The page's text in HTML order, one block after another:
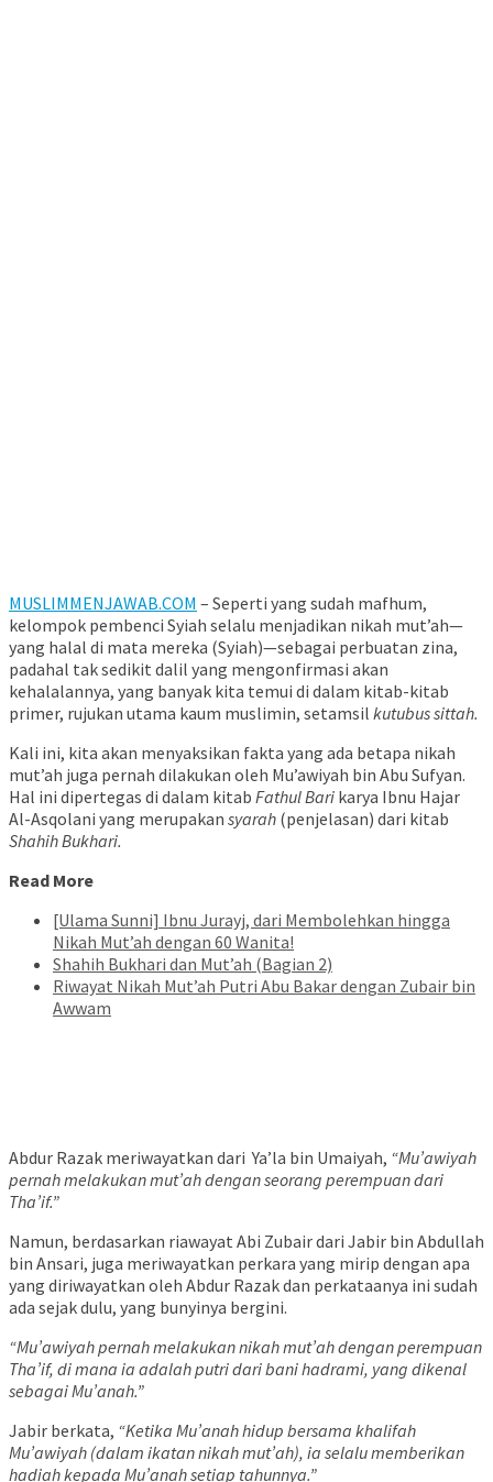
MUSLIMMENJAWAB.COM – Seperti yang sudah mafhum,
kelompok pembenci Syiah selalu menjadikan nikah mut’ah—
yang halal di mata mereka (Syiah)—sebagai perbuatan zina,
padahal tak sedikit dalil yang mengonfirmasi akan
kehalalannya, yang banyak kita temui di dalam kitab-kitab
primer, rujukan utama kaum muslimin, setamsil kutubus sittah.
Kali ini, kita akan menyaksikan fakta yang ada betapa nikah
mut’ah juga pernah dilakukan oleh Mu’awiyah bin Abu Sufyan.
Hal ini dipertegas di dalam kitab Fathul Bari karya Ibnu Hajar
Al-Asqolani yang merupakan syarah (penjelasan) dari kitab
Shahih Bukhari.
Read More
[Ulama Sunni] Ibnu Jurayj, dari Membolehkan hingga
Nikah Mut’ah dengan 60 Wanita!
Shahih Bukhari dan Mut’ah (Bagian 2)
Riwayat Nikah Mut’ah Putri Abu Bakar dengan Zubair bin
Awwam
Abdur Razak meriwayatkan dari Ya’la bin Umaiyah, “Mu’awiyah
pernah melakukan mut’ah dengan seorang perempuan dari
Tha’if.”
Namun, berdasarkan riawayat Abi Zubair dari Jabir bin Abdullah
bin Ansari, juga meriwayatkan perkara yang mirip dengan apa
yang diriwayatkan oleh Abdur Razak dan perkataanya ini sudah
ada sejak dulu, yang bunyinya bergini.
“Mu’awiyah pernah melakukan nikah mut’ah dengan perempuan
Tha’if, di mana ia adalah putri dari bani hadrami, yang dikenal
sebagai Mu’anah.”
Jabir berkata, “Ketika Mu’anah hidup bersama khalifah
Mu’awiyah (dalam ikatan nikah mut’ah), ia selalu memberikan
hadiah kepada Mu’anah setiap tahunnya.”